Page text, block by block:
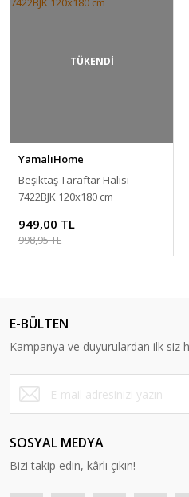
TÜKENDİ
YamalıHome
Beşiktaş Taraftar Halısı
7422BJK 120x180 cm
949,00 TL
998,95 TL
E-BÜLTEN
Kampanya ve duyurulardan ilk siz
SOSYAL MEDYA
Bizi takip edin, kârlı çıkın!